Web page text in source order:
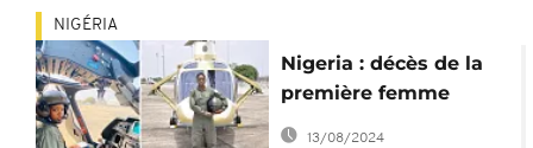
NIGÉRIA
Nigeria : décès de la
première femme
pilote d'hélicoptère de
13/08/2024